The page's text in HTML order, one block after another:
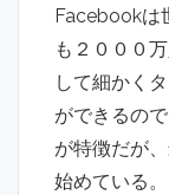
Facebookは
も２０００
して細かく
ができるの
が特徴だが
始めている。